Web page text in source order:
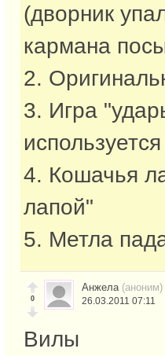
(дворник
кармана
2.
3. Игра
4. Кошачья
лапой"
5. Метла
0
Анжела (аноним)
26.03.2011 07:11
Вилы